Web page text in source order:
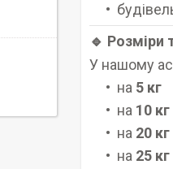
🔹 Розміри
У нашому
на 5 кг
на 10 кг
на 20 кг
на 25 кг